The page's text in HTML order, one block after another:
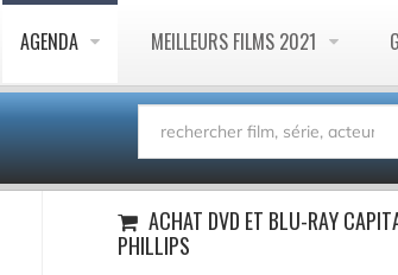
AGENDA MEILLEURS FILMS 2021
ACHAT DVD ET BLU-RAY
PHILLIPS